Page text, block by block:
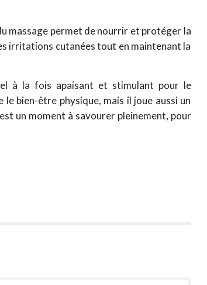
massage permet de nourrir et protéger la
irritations cutanées tout en maintenant la
à la fois apaisant et stimulant pour le
bien-être physique, mais il joue aussi un
un moment à savourer pleinement, pour